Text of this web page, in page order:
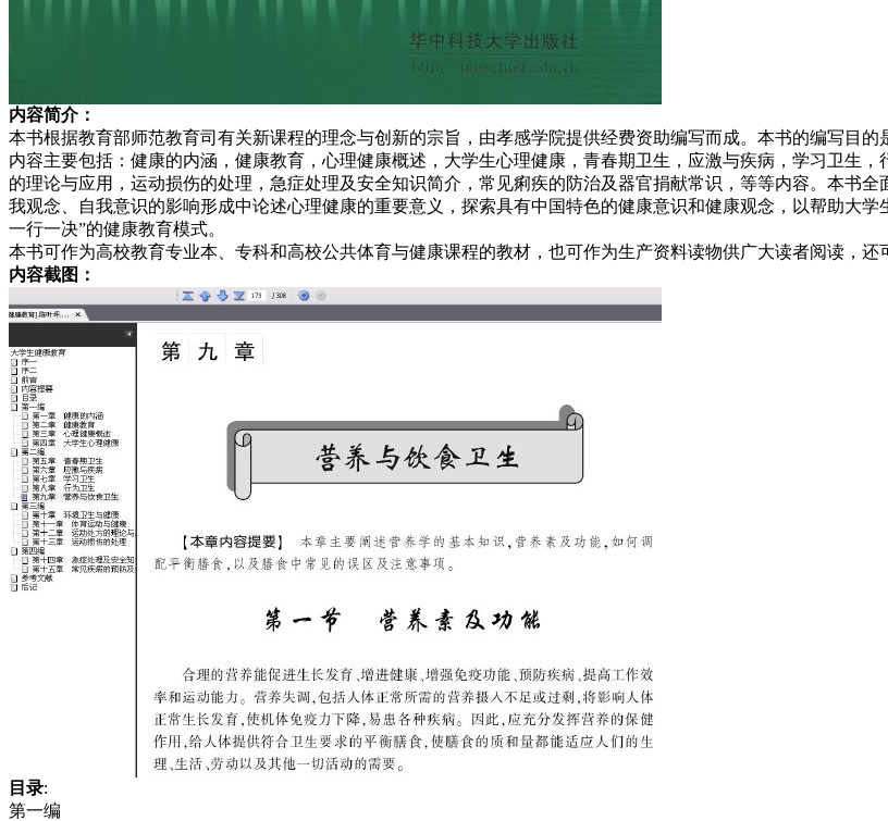
内容简介：
本书根据教育部师范教育司有关新课程的理念与创新的宗旨，由孝感学院提供经费资助编写而成。本书的编写目
内容主要包括：健康的内涵，健康教育，心理健康概述，大学生心理健康，青春期卫生，应激与疾病，学习卫生
的理论与应用，运动损伤的处理，急症处理及安全知识简介，常见痢疾的防治及器官捐献常识，等等内容。本书
我观念、自我意识的影响形成中论述心理健康的重要意义，探索具有中国特色的健康意识和健康观念，以帮助大
一行一决”的健康教育模式。
本书可作为高校教育专业本、专科和高校公共体育与健康课程的教材，也可作为生产资料读物供广大读者阅读，还
内容截图：
目录:
第一编